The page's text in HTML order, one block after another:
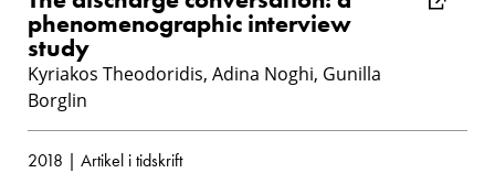
phenomenographic interview
study
Kyriakos Theodoridis, Adina Noghi, Gunilla
Borglin
2018 | Artikel i tidskrift